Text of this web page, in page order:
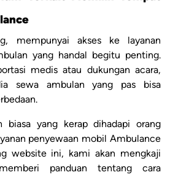
mempunyai akses ke layanan
yang handal begitu penting.
medis atau dukungan acara,
sewa ambulan yang pas bisa
biasa yang kerap dihadapi orang
penyewaan mobil Ambulance
website ini, kami akan mengkaji
panduan tentang cara